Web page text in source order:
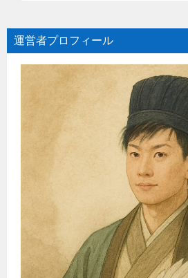
運営者プロフィール